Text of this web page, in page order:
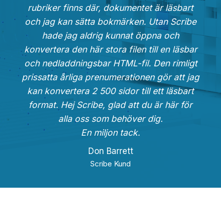
rubriker finns där, dokumentet är läsbart
och jag kan sätta bokmärken. Utan Scribe
hade jag aldrig kunnat öppna och
konvertera den här stora filen till en läsbar
och nedladdningsbar HTML-fil. Den rimligt
prissatta årliga prenumerationen gör att jag
kan konvertera 2 500 sidor till ett läsbart
format. Hej Scribe, glad att du är här för
alla oss som behöver dig.
En miljon tack.
Don Barrett
Scribe Kund